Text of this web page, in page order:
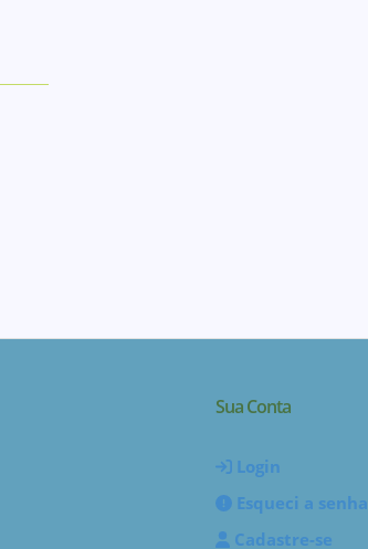
Sua Conta
Login
Esqueci a senha
Cadastre-se